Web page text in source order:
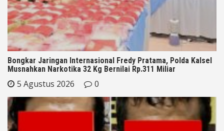
Bongkar Jaringan Internasional Fredy Pratama, Polda Kalsel
Musnahkan Narkotika 32 Kg Bernilai Rp.311 Miliar
5 Agustus 2026 0